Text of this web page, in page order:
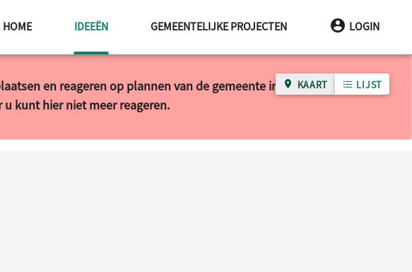
HOME IDEEËNHUIDIGE PAGINAGEMEENTELIJKE PROJECTEN LOGIN
en reageren op plannen van de gemeente in uw wijk of buurt.
kunt hier niet meer reageren.
KAART LIJST